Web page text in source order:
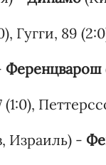
Гугги, 89
Ференцварош
Израиль) -